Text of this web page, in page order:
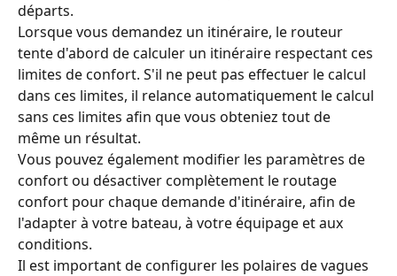
départs.
Lorsque vous demandez un itinéraire, le routeur
tente d'abord de calculer un itinéraire respectant ces
limites de confort. S'il ne peut pas effectuer le calcul
dans ces limites, il relance automatiquement le calcul
sans ces limites afin que vous obteniez tout de
même un résultat.
Vous pouvez également modifier les paramètres de
confort ou désactiver complètement le routage
confort pour chaque demande d'itinéraire, afin de
l'adapter à votre bateau, à votre équipage et aux
conditions.
Il est important de configurer les polaires de vagues